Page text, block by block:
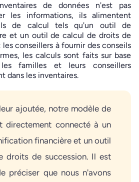
de données n'est pas
les informations, ils alimentent
de calcul tels qu'un outil de
et un outil de calcul de droits de
conseillers à fournir des conseils
les calculs sont faits sur base
familles et leurs conseillers
dans les inventaires.
ajoutée, notre modèle de
directement connecté à un
financière et un outil
droits de succession. Il est
préciser que nous n'avons